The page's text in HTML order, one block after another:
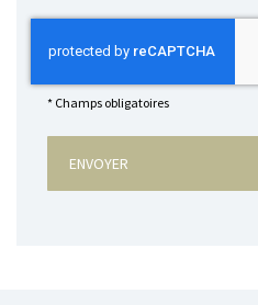
* Champs obligatoires